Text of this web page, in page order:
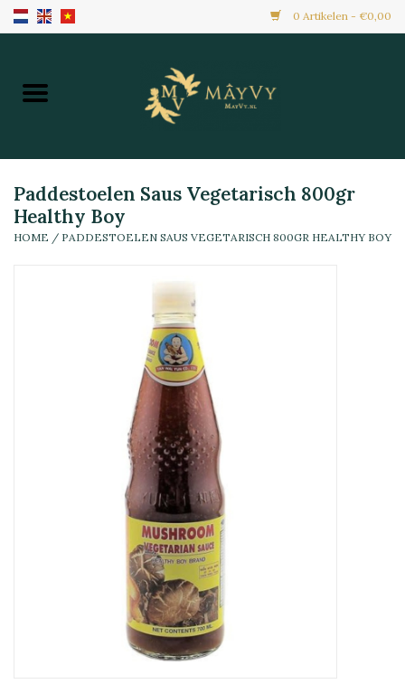
0 Artikelen - €0,00
Home
Nieuw Binnen
Diepvries
Paddestoelen Saus Vegetarisch 800gr
Healthy Boy
HOME / PADDESTOELEN SAUS VEGETARISCH 800GR HEALTHY BOY